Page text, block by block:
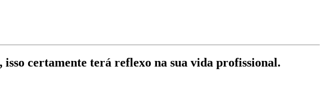
certamente terá reflexo na sua vida profissional.